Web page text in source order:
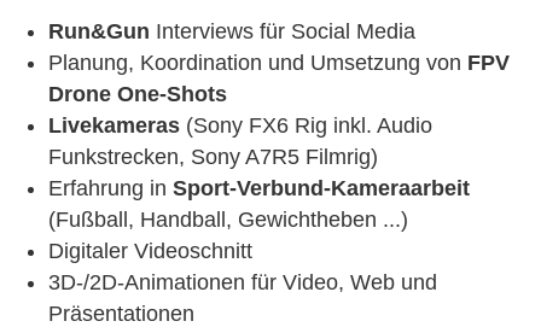
Run&Gun Interviews für Social Media
Planung, Koordination und Umsetzung von FPV
Drone One-Shots
Livekameras (Sony FX6 Rig inkl. Audio
Funkstrecken, Sony A7R5 Filmrig)
Erfahrung in Sport-Verbund-Kameraarbeit
(Fußball, Handball, Gewichtheben ...)
Digitaler Videoschnitt
3D-/2D-Animationen für Video, Web und
Präsentationen